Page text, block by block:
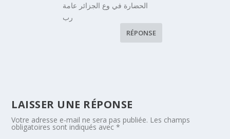
الحضارة في وع الجزائر عامة
رب
RÉPONSE
LAISSER UNE RÉPONSE
Votre adresse e-mail ne sera pas publiée. Les champs
obligatoires sont indiqués avec*